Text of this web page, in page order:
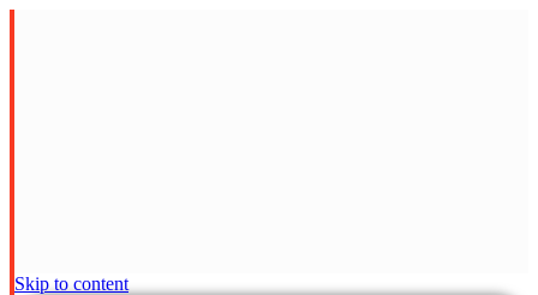
Skip to content